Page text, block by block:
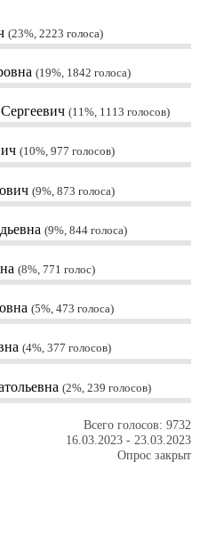
23%, 2223 голоса
19%, 1842 голоса
11%, 1113 голосов
10%, 977 голосов
9%, 873 голоса
9%, 844 голоса
8%, 771 голос
5%, 473 голоса
4%, 377 голосов
2%, 239 голосов
Всего голосов: 9732
16.03.2023 - 23.03.2023
Опрос закрыт